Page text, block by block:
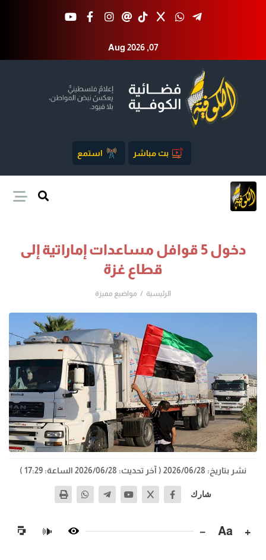
Aug 2026 ,07
بث مباشر استمع
دخول 5 قوافل مساعدات إماراتية إلى
قطاع غزة
الرئيسية مواضيع مميزة
نشر بتاريخ: 2026/06/28 ( آخر تحديث: 2026/06/28 الساعة: 17:29 )
شارك
+
Aa
−
🔊